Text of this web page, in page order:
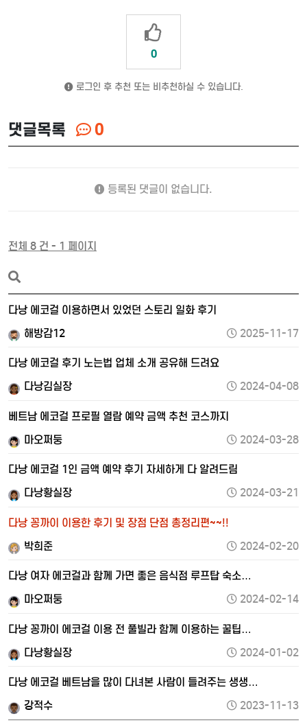
0
로그인 후 추천 또는 비추천하실 수 있습니다.
댓글목록 0
등록된 댓글이 없습니다.
전체 8 건 - 1 페이지
다낭 에코걸 이용하면서 있었던 스토리 일화 후기
해방감12
2025-11-17
다낭 에코걸 후기 노는법 업체 소개 공유해 드려요
다낭김실장
2024-04-08
베트남 에코걸 프로필 열람 예약 금액 추천 코스까지
마오쩌둥
2024-03-28
다낭 에코걸 1인 금액 예약 후기 자세하게 다 알려드림
다낭황실장
2024-03-21
다낭 꽁까이 이용한 후기 및 장점 단점 총정리편~~!!
박희준
2024-02-20
다낭 여자 에코걸과 함께 가면 좋은 음식점 루프탑 숙소…
마오쩌둥
2024-02-14
다낭 꽁까이 에코걸 이용 전 풀빌라 함께 이용하는 꿀팁…
다낭황실장
2024-01-02
다낭 에코걸 베트남을 많이 다녀본 사람이 들려주는 생생…
강적수
2023-11-13